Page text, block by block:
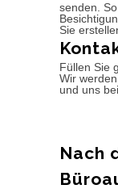
senden.
Sie
Füllen Sie
Wir
und uns
Nach